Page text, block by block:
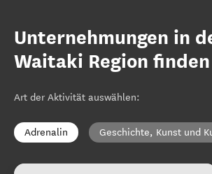
Unternehmungen in
Waitaki Region finden
Art der Aktivität auswählen:
Adrenalin Geschichte, Kunst und